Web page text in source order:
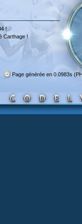
!
Carthage !
Page générée en 0.0983s